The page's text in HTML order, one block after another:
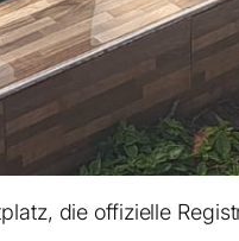
die offizielle